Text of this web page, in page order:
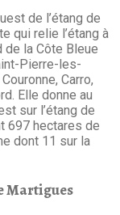
de l’étang de
qui relie l’étang à
de la Côte Bleue
Pierre-les-
Carro,
Elle donne au
sur l’étang de
697 hectares de
dont 11 sur la
Martigues